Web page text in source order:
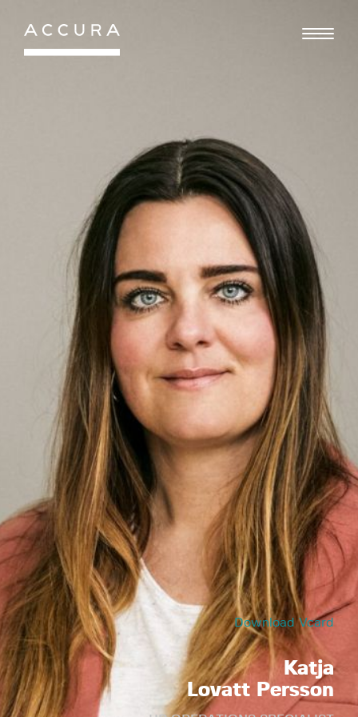
Gå
indhold
Download Vcard
Katja
Lovatt Persson